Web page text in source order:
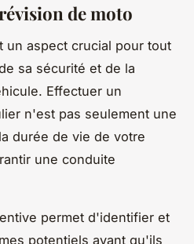
de moto
un aspect crucial pour tout
sa sécurité et de la
Effectuer un
n'est pas seulement une
durée de vie de votre
une conduite
permet d'identifier et
potentiels avant qu'ils